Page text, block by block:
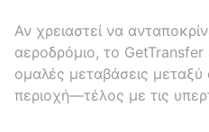
Αν χρειαστεί να
αεροδρόμιο, το GetTransfer
ομαλές μεταβάσεις
περιοχή—τέλος με τις